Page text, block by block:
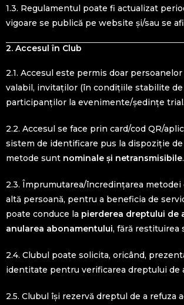
1.3. Regulamentul poate fi actualizat
vigoare se publică pe website și/sau se
2. Accesul în Club
2.1. Accesul este permis doar
valabil, invitaților (în condițiile stabilite de
participanților la evenimente/ședințe trial.
2.2. Accesul se face prin card/cod QR/
sistem de identificare pus la dispoziție de
metode sunt nominale și netransmisibile.
2.3. Împrumutarea/încredințarea metodei
altă persoană, pentru a beneficia de
poate conduce la pierderea dreptului de
anularea abonamentului, fără restituirea
2.4. Clubul poate solicita, oricând,
identitate pentru verificarea dreptului de
2.5. Clubul își rezervă dreptul de a refuza